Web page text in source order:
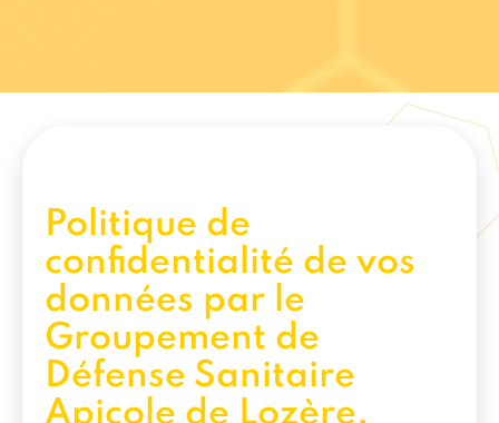
Politique de
confidentialité de vos
données par le
Groupement de
Défense Sanitaire
Apicole de Lozère.